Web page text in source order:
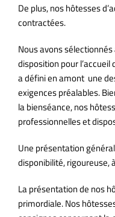
De plus, nos hôtesses
contractées.
Nous avons
disposition pour l’accueil
a défini en amont une
exigences préalables.
la bienséance, nos
professionnelles et
Une présentation
disponibilité, rigoureuse,
La présentation de nos
primordiale. Nos